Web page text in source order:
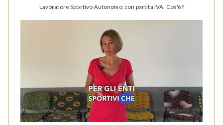
Lavoratore Sportivo Autonomo, con partita IVA: Cos'è?